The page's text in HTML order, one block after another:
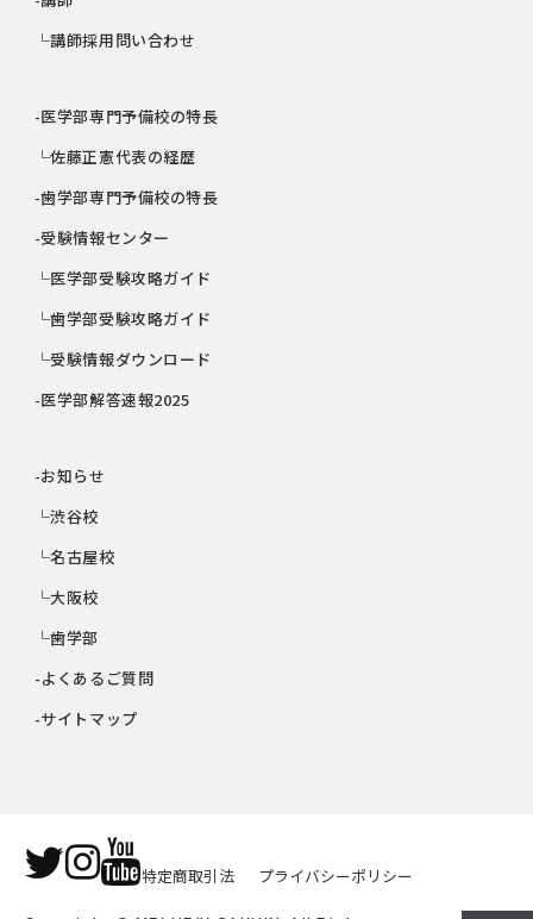
└講師採用問い合わせ
-医学部専門予備校の特長
└佐藤正憲代表の経歴
-歯学部専門予備校の特長
-受験情報センター
└医学部受験攻略ガイド
└歯学部受験攻略ガイド
└受験情報ダウンロード
-医学部解答速報2025
-お知らせ
└渋谷校
└名古屋校
└大阪校
└歯学部
-よくあるご質問
-サイトマップ
特定商取引法 プライバシーポリシー